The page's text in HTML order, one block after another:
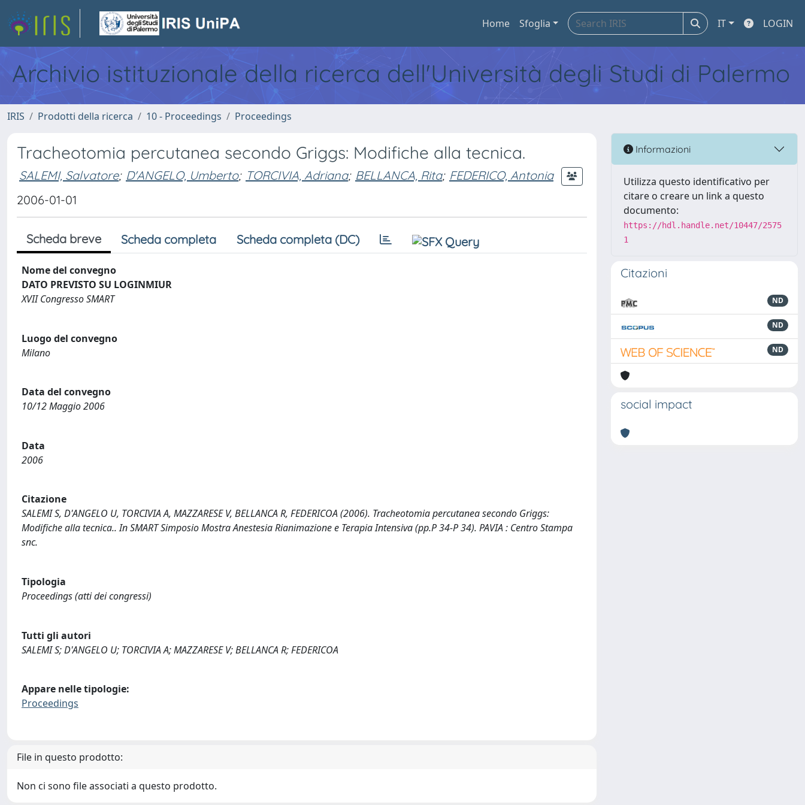
Home Sfoglia IT LOGIN
Archivio istituzionale della ricerca dell'Università degli Studi di Palermo
IRIS Prodotti della ricerca 10 - Proceedings Proceedings
Tracheotomia percutanea secondo Griggs: Modifiche alla tecnica.
SALEMI, Salvatore; D'ANGELO, Umberto; TORCIVIA, Adriana; BELLANCA, Rita; FEDERICO, Antonia
2006-01-01
Scheda breve Scheda completa Scheda completa (DC)
Nome del convegno
DATO PREVISTO SU LOGINMIUR
XVII Congresso SMART
Luogo del convegno
Milano
Data del convegno
10/12 Maggio 2006
Data
2006
Citazione
SALEMI S, D'ANGELO U, TORCIVIA A, MAZZARESE V, BELLANCA R, FEDERICOA (2006). Tracheotomia percutanea secondo Griggs:
Modifiche alla tecnica.. In SMART Simposio Mostra Anestesia Rianimazione e Terapia Intensiva (pp.P 34-P 34). PAVIA : Centro Stampa
snc.
Tipologia
Proceedings (atti dei congressi)
Tutti gli autori
SALEMI S; D'ANGELO U; TORCIVIA A; MAZZARESE V; BELLANCA R; FEDERICOA
Appare nelle tipologie:
Proceedings
File in questo prodotto:
Non ci sono file associati a questo prodotto.
Informazioni
Utilizza questo identificativo per
citare o creare un link a questo
documento:
https://hdl.handle.net/10447/2575
1
Citazioni
ND
ND
ND
social impact